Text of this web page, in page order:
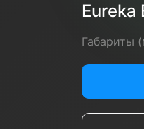
Eureka
Габариты